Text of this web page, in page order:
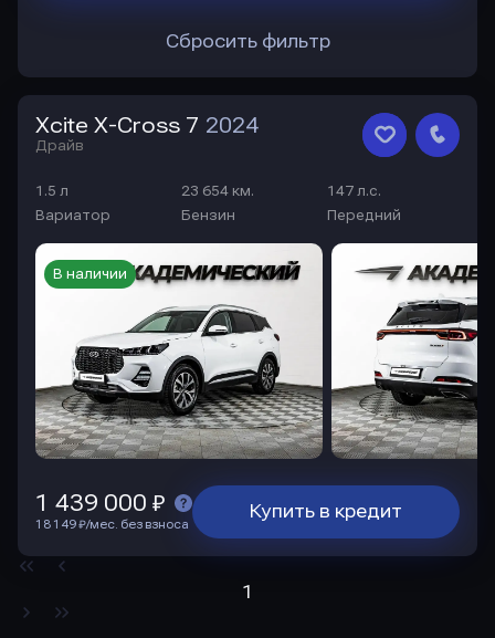
Сбросить фильтр
Xcite X-Cross 7 2024
Драйв
1.5 л 23 654 км.
147 л.с.
Вариатор
Бензин Передний
В наличии
Купить в кредит
1 439 000 ₽
18 149 ₽/мес. без взноса
1